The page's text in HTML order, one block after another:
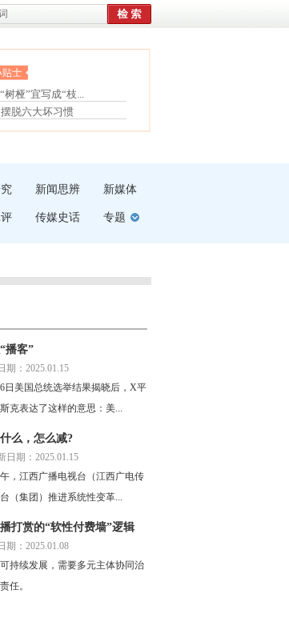
或是结膜下出血
树桠”宜写成“枝...
疲劳有三招
脱六大坏习惯
敷还是热敷
新闻思辨 新媒体
传媒史话 专题
播客”
期：2025.01.15
美国总统选举结果揭晓后，X平
克表达了这样的意思：美...
么，怎么减?
日期：2025.01.15
江西广播电视台（江西广电传
（集团）推进系统性变革...
打赏的“软性付费墙”逻辑
期：2025.01.08
持续发展，需要多元主体协同治
任。